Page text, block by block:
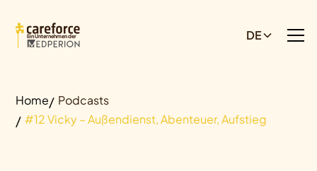
Ein Unternehmen der DE
Home
Podcasts
#12 Vicky – Außendienst, Abenteuer, Aufstieg